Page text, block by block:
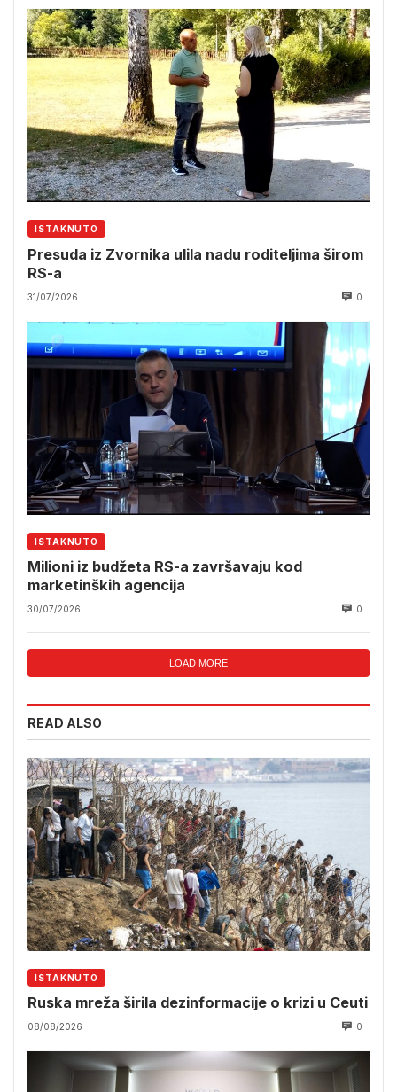
ISTAKNUTO
Presuda iz Zvornika ulila nadu roditeljima širom
RS-a
31/07/2026 0
ISTAKNUTO
Milioni iz budžeta RS-a završavaju kod
marketinških agencija
30/07/2026 0
LOAD MORE
READ ALSO
ISTAKNUTO
Ruska mreža širila dezinformacije o krizi u Ceuti
08/08/2026 0